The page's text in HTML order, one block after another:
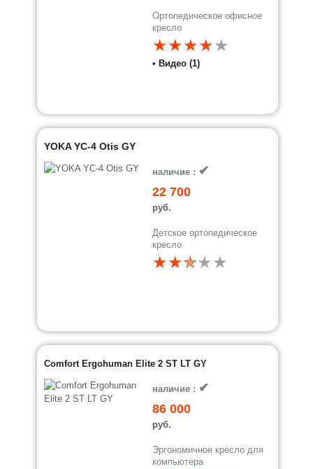
Ортопедическое офисное
кресло
★★★★★
• Видео (1)
YOKA YC-4 Otis GY
наличие : ✔
22 700
руб.
Детское ортопедическое
кресло
★★✯★★
Comfort Ergohuman Elite 2 ST LT GY
наличие : ✔
86 000
руб.
Эргономичное кресло для
компьютера